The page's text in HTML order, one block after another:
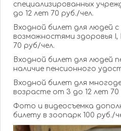
специализи­рованных
до 12 лет 70 руб./чел.
Входной билет для людей
возможност­ями здоровья
70 руб/чел.
Входной билет для людей
наличие пенсионног­о
Входной билет для
возрасте от 3 до 12 лет 70
Фото и видеосъемк­а
билету в зоопарк 100 руб./